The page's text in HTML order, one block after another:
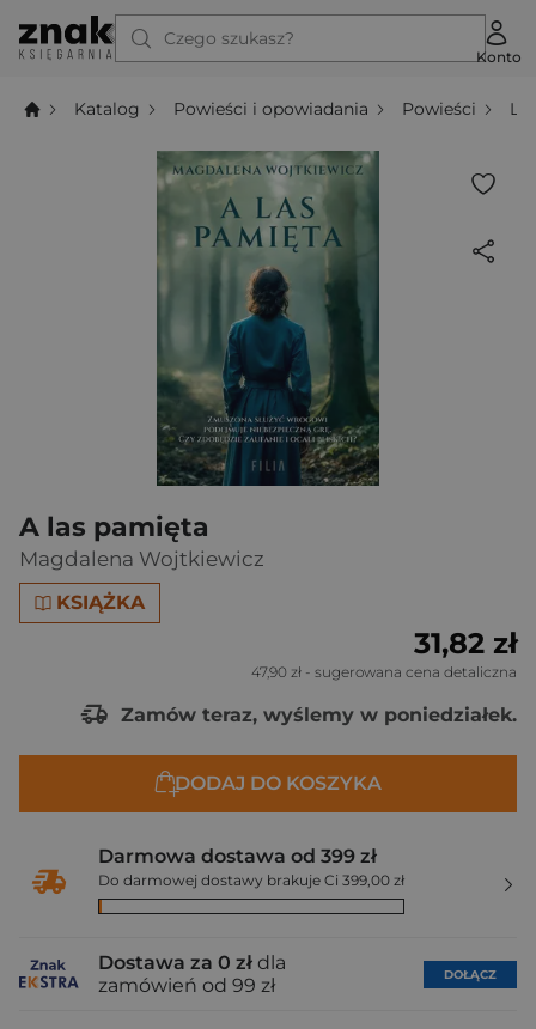
Czego szukasz?
Konto
Katalog Powieści i opowiadania Powieści
A las pamięta
Magdalena Wojtkiewicz
KSIĄŻKA
31,82 zł
47,90 zł - sugerowana cena detaliczna
Zamów teraz, wyślemy w poniedziałek.
DODAJ DO KOSZYKA
Darmowa dostawa od 399 zł
Do darmowej dostawy brakuje Ci 399,00 zł
Dostawa za 0 zł dla
zamówień od 99 zł
DOŁĄCZ